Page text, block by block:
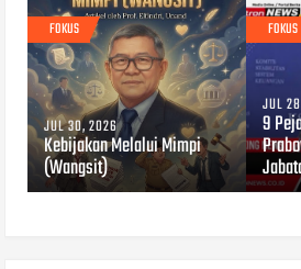
FOKUS
JUL 30, 2026
Kebijakan Melalui Mimpi
(Wangsit)
FOKUS
JUL
9